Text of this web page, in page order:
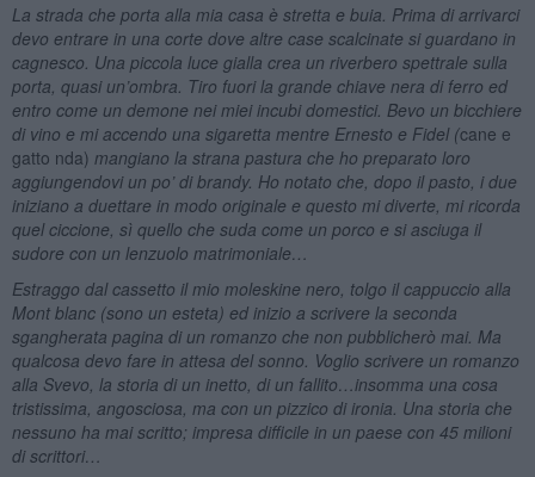
La strada che porta alla mia casa è stretta e buia. Prima di arrivarci
devo entrare in una corte dove altre case scalcinate si guardano in
cagnesco. Una piccola luce gialla crea un riverbero spettrale sulla
porta, quasi un’ombra. Tiro fuori la grande chiave nera di ferro ed
entro come un demone nei miei incubi domestici. Bevo un bicchiere
di vino e mi accendo una sigaretta mentre Ernesto e Fidel (cane e
gatto nda) mangiano la strana pastura che ho preparato loro
aggiungendovi un po’ di brandy. Ho notato che, dopo il pasto, i due
iniziano a duettare in modo originale e questo mi diverte, mi ricorda
quel ciccione, sì quello che suda come un porco e si asciuga il
sudore con un lenzuolo matrimoniale…
Estraggo dal cassetto il mio moleskine nero, tolgo il cappuccio alla
Mont blanc (sono un esteta) ed inizio a scrivere la seconda
sgangherata pagina di un romanzo che non pubblicherò mai. Ma
qualcosa devo fare in attesa del sonno. Voglio scrivere un romanzo
alla Svevo, la storia di un inetto, di un fallito…insomma una cosa
tristissima, angosciosa, ma con un pizzico di ironia. Una storia che
nessuno ha mai scritto; impresa difficile in un paese con 45 milioni
di scrittori…